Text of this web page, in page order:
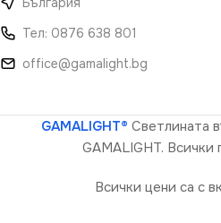
Тел: 0876 638 801
office@gamalight.bg
GAMALIGHT® Светлината
GAMALIGHT. Всички
Всички цени са с